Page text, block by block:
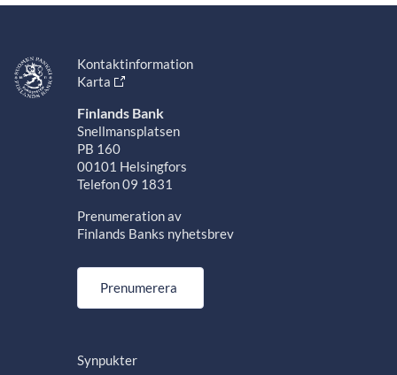
Kontaktinformation
Karta
Finlands Bank
Snellmansplatsen
PB 160
00101 Helsingfors
Telefon 09 1831
Prenumeration av
Finlands Banks nyhetsbrev
Prenumerera
Synpukter